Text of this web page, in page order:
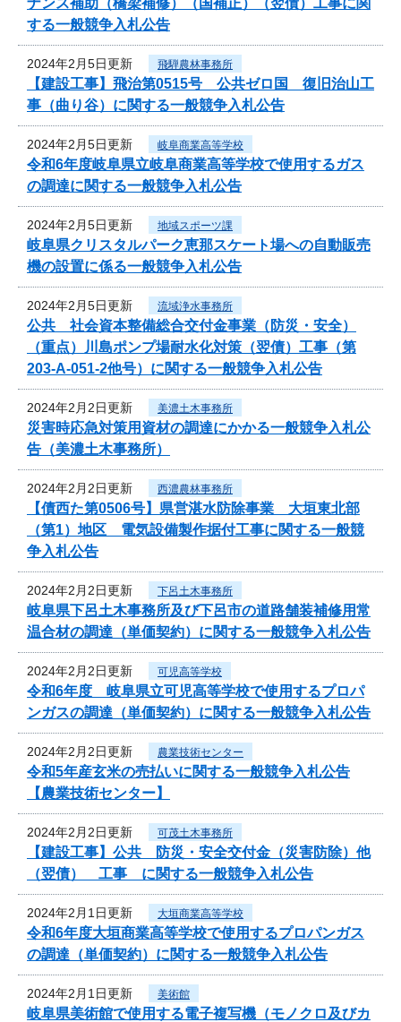
する一般競争入札公告
2024年2月5日更新 飛騨農林事務所
【建設工事】飛治第0515号 公共ゼロ国 復旧治山工
事（曲り谷）に関する一般競争入札公告
2024年2月5日更新 岐阜商業高等学校
令和6年度岐阜県立岐阜商業高等学校で使用するガス
の調達に関する一般競争入札公告
2024年2月5日更新 地域スポーツ課
岐阜県クリスタルパーク恵那スケート場への自動販売
機の設置に係る一般競争入札公告
2024年2月5日更新 流域浄水事務所
公共 社会資本整備総合交付金事業（防災・安全）
（重点）川島ポンプ場耐水化対策（翌債）工事（第
203-A-051-2他号）に関する一般競争入札公告
2024年2月2日更新 美濃土木事務所
災害時応急対策用資材の調達にかかる一般競争入札公
告（美濃土木事務所）
2024年2月2日更新 西濃農林事務所
【債西た第0506号】県営湛水防除事業 大垣東北部
（第1）地区 電気設備製作据付工事に関する一般競
争入札公告
2024年2月2日更新 下呂土木事務所
岐阜県下呂土木事務所及び下呂市の道路舗装補修用常
温合材の調達（単価契約）に関する一般競争入札公告
2024年2月2日更新 可児高等学校
令和6年度 岐阜県立可児高等学校で使用するプロパ
ンガスの調達（単価契約）に関する一般競争入札公告
2024年2月2日更新 農業技術センター
令和5年産玄米の売払いに関する一般競争入札公告
【農業技術センター】
2024年2月2日更新 可茂土木事務所
【建設工事】公共 防災・安全交付金（災害防除）他
（翌債） 工事 に関する一般競争入札公告
2024年2月1日更新 大垣商業高等学校
令和6年度大垣商業高等学校で使用するプロパンガス
の調達（単価契約）に関する一般競争入札公告
2024年2月1日更新 美術館
岐阜県美術館で使用する電子複写機（モノクロ及びカ